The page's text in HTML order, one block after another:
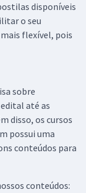
disponíveis
o seu
flexível, pois
sobre
até as
disso, os cursos
possui uma
conteúdos para
conteúdos: